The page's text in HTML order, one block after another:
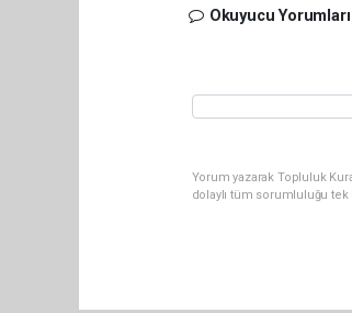
Okuyucu Yorumları
Yorum yazarak Topluluk
dolaylı tüm sorumluluğu